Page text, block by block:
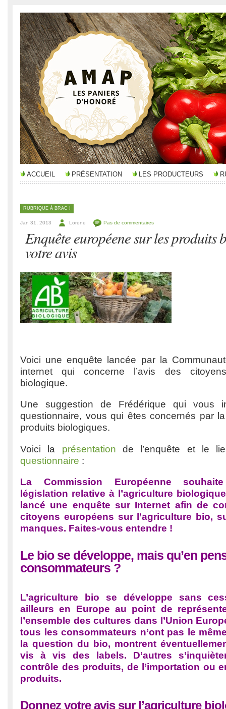
ACCUEIL PRÉSENTATION LES PRODUCTEURS
RUBRIQUE À BRAC !
Jan 31, 2013 Lorene Pas de commentaires
Enquête européene sur les produits
votre avis
Voici une enquête lancée par la
internet qui concerne l’avis des
biologique.
Une suggestion de Frédérique qui vous
questionnaire, vous qui êtes concernés par
produits biologiques.
Voici la présentation de l’enquête et le
questionnaire :
La Commission Européenne
législation relative à l’agriculture
lancé une enquête sur Internet afin de
citoyens européens sur l’agriculture bio,
manques. Faites-vous entendre !
Le bio se développe, mais qu’en
consommateurs ?
L’agriculture bio se développe sans
ailleurs en Europe au point de
l’ensemble des cultures dans l’Union
tous les consommateurs n’ont pas le
la question du bio, montrent
vis à vis des labels. D’autres
contrôle des produits, de l’importation ou
produits.
Donnez votre avis sur l’agriculture